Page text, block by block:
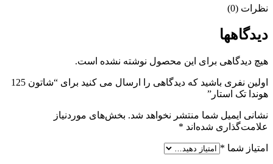
نظرات (0)
دیدگاهها
هیچ دیدگاهی برای این محصول نوشته نشده است.
اولین نفری باشید که دیدگاهی را ارسال می کنید برای “شاتون 125
هوندا تک استار”
نشانی ایمیل شما منتشر نخواهد شد. بخش‌های موردنیاز
علامت‌گذاری شده‌اند *
امتیاز شما *